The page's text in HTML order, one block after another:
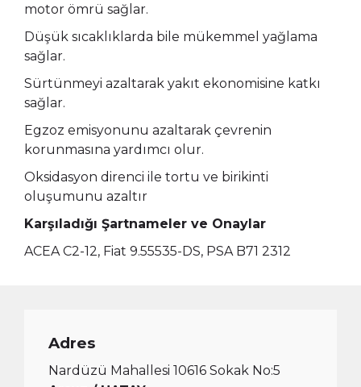
motor ömrü sağlar.
Düşük sıcaklıklarda bile mükemmel yağlama
sağlar.
Sürtünmeyi azaltarak yakıt ekonomisine katkı
sağlar.
Egzoz emisyonunu azaltarak çevrenin
korunmasına yardımcı olur.
Oksidasyon direnci ile tortu ve birikinti
oluşumunu azaltır
Karşıladığı Şartnameler ve Onaylar
ACEA C2-12, Fiat 9.55535-DS, PSA B71 2312
Adres
Nardüzü Mahallesi 10616 Sokak No:5